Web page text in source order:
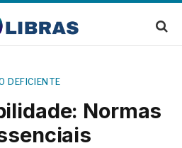
DEFICIENTE
Normas